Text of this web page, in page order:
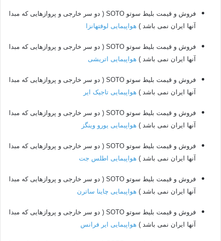
فروش و قیمت بلیط سوتو SOTO ( دو سر خارجی و پروازهایی که مبدا
آنها ایران نمی باشد ) هواپیمایی لوفتهانزا
فروش و قیمت بلیط سوتو SOTO ( دو سر خارجی و پروازهایی که مبدا
آنها ایران نمی باشد ) هواپیمایی اتریشی
فروش و قیمت بلیط سوتو SOTO ( دو سر خارجی و پروازهایی که مبدا
آنها ایران نمی باشد ) هواپیمایی تاجیک ایر
فروش و قیمت بلیط سوتو SOTO ( دو سر خارجی و پروازهایی که مبدا
آنها ایران نمی باشد ) هواپیمایی یورو وینگز
فروش و قیمت بلیط سوتو SOTO ( دو سر خارجی و پروازهایی که مبدا
آنها ایران نمی باشد ) هواپیمایی اطلس جت
فروش و قیمت بلیط سوتو SOTO ( دو سر خارجی و پروازهایی که مبدا
آنها ایران نمی باشد ) هواپیمایی چاینا ساترن
فروش و قیمت بلیط سوتو SOTO ( دو سر خارجی و پروازهایی که مبدا
آنها ایران نمی باشد ) هواپیمایی ایر فرانس